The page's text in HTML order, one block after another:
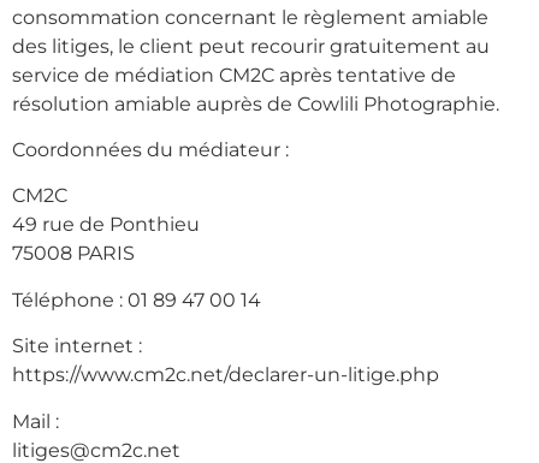
consommation concernant le règlement amiable
des litiges, le client peut recourir gratuitement au
service de médiation CM2C après tentative de
résolution amiable auprès de Cowlili Photographie.
Coordonnées du médiateur :
CM2C
49 rue de Ponthieu
75008 PARIS
Téléphone : 01 89 47 00 14
Site internet :
https://www.cm2c.net/declarer-un-litige.php
Mail :
litiges@cm2c.net